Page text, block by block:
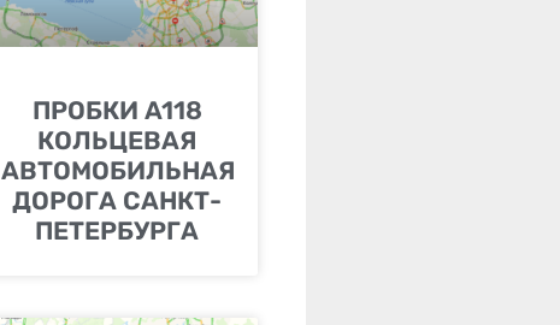
ПРОБКИ A118
КОЛЬЦЕВАЯ
АВТОМОБИЛЬНАЯ
ДОРОГА САНКТ-
ПЕТЕРБУРГА